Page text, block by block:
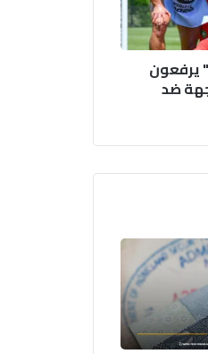
يرفعون
ضد